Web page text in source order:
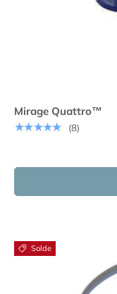
Mirage Quattro™
★★★★★
(8)
Solde